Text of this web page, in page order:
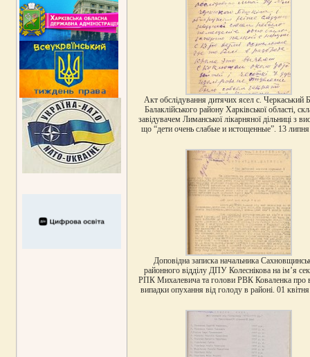
Акт обслідування дитячих ясел с. Черкаський
Балаклійського району Харківської області,
завідувачем Лиманської лікарняної дільниці з
що “дети очень слабые и истощенные”. 13
Доповідна записка начальника
районного відділу ДПУ Колеснікова на ім’я
РПК Михалевича та голови РВК Коваленка про
випадки опухання від голоду в районі. 01